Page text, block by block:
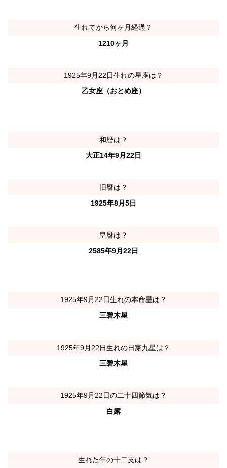
生れてから何ヶ月経過？
1210ヶ月
1925年9月22日生れの星座は？
乙女座（おとめ座）
和暦は？
大正14年9月22日
旧暦は？
1925年8月5日
皇暦は？
2585年9月22日
1925年9月22日生れの本命星は？
三碧木星
1925年9月22日生れの日家九星は？
三碧木星
1925年9月22日の二十四節気は？
白露
生れた年の十二支は？